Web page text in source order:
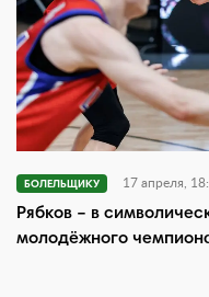
БОЛЕЛЬЩИКУ 17 апреля,
Рябков – в
молодёжного